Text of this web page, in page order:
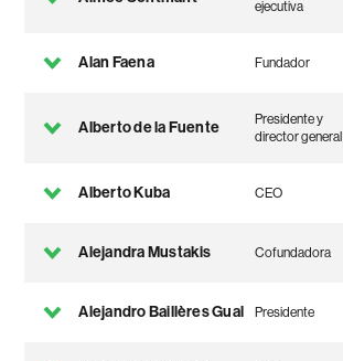
ejecutiva
Alan Faena Fundador
Alberto de la Fuente
Presidente y
director general
Alberto Kuba CEO
Alejandra Mustakis Cofundadora
Alejandro Baillères Gual Presidente